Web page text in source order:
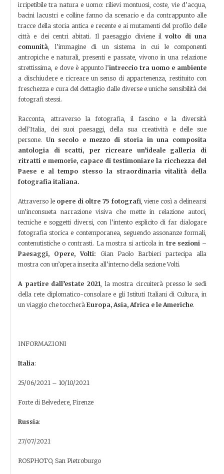
irripetibile tra natura e uomo: rilievi montuosi, coste, vie d’acqua,
bacini lacustri e colline fanno da scenario e da contrappunto alle
tracce della storia antica e recente e ai mutamenti del profilo delle
città e dei centri abitati. Il paesaggio diviene ilvolto di una
comunità , l’immagine di un sistema in cui le componenti
antropiche e naturali, presenti e passate, vivono in una relazione
strettissima, e dove è appunto l’intreccio tra uomo e ambiente
a dischiudere e ricreare un senso di appartenenza, restituito con
freschezza e cura del dettaglio dalle diverse e uniche sensibilità dei
fotografi stessi.
Racconta, attraverso la fotografia, il fascino e la diversità
dell’Italia, dei suoi paesaggi, della sua creatività e delle sue
persone. Un secolo e mezzo di storia in una composita
antologia di scatti, per ricreare un’ideale galleria di
ritratti e memorie, capace di testimoniare la ricchezza del
Paese e al tempo stesso la straordinaria vitalità della
fotografia italiana.
Attraverso le opere di oltre 75 fotografi , viene così a delinearsi
un’inconsueta narrazione visiva che mette in relazione autori,
tecniche e soggetti diversi, con l’intento esplicito di far dialogare
fotografia storica e contemporanea, seguendo assonanze formali,
contenutistiche o contrasti. La mostra si articola in tre sezioni –
Paesaggi, Opere, Volti: Gian Paolo Barbieri partecipa alla
mostra con un’opera inserita all’interno della sezione Volti.
A partire dall’estate 2021 , la mostra circuiterà presso le sedi
della rete diplomatico-consolare e gli Istituti Italiani di Cultura, in
un viaggio che toccherà Europa, Asia, Africa e le Americhe.
INFORMAZIONI
Italia:
25/06/2021 – 10/10/2021
Forte di Belvedere, Firenze
Russia:
27/07/2021
ROSPHOTO, San Pietroburgo